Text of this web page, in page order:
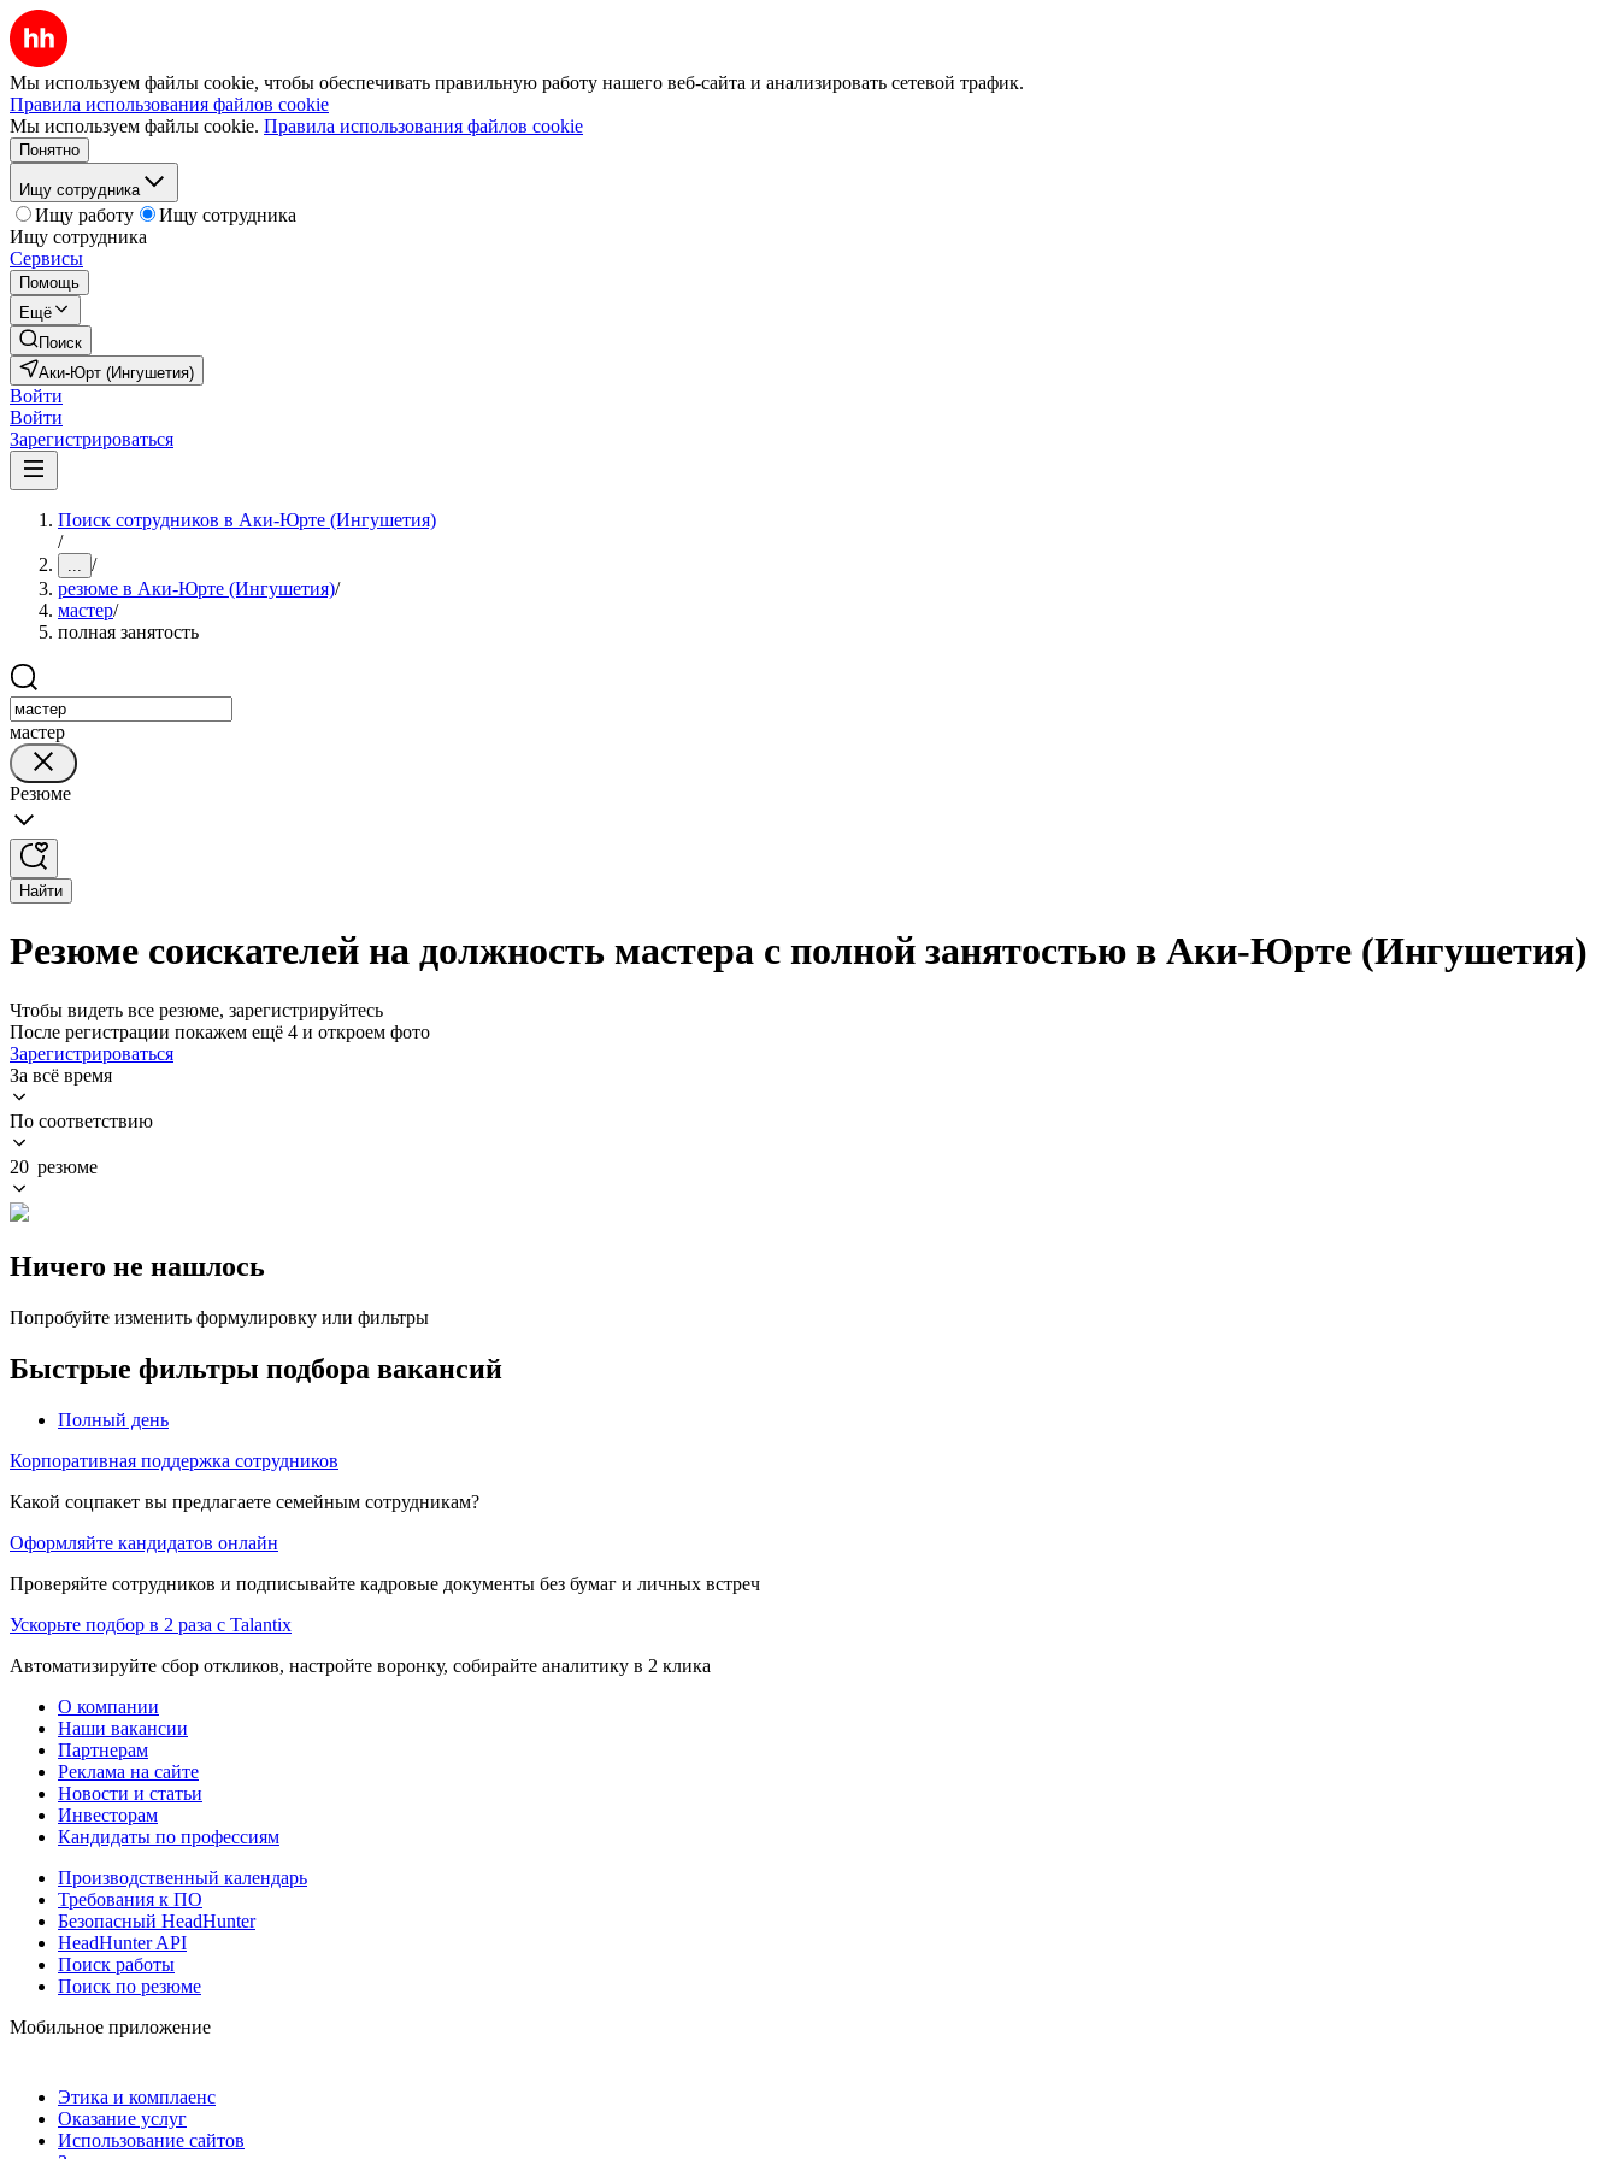
Мы используем файлы cookie, чтобы обеспечивать правильную работу нашего веб-сайта и анализировать сетевой трафик.
Правила использования файлов cookie
Мы используем файлы cookie. Правила использования файлов cookie
Понятно
Ищу сотрудника
Ищу работу
Ищу сотрудника
Ищу сотрудника
Сервисы
Помощь
Ещё
Поиск
Аки-Юрт (Ингушетия)
Войти
Войти
Зарегистрироваться
Поиск сотрудников в Аки-Юрте (Ингушетия)
/
... /
резюме в Аки-Юрте (Ингушетия)/
мастер/
полная занятость
мастер
Резюме
Найти
Резюме соискателей на должность мастера с полной занятостью в Аки-Юрте (Ингушетия)
Чтобы видеть все резюме, зарегистрируйтесь
После регистрации покажем ещё 4 и откроем фото
Зарегистрироваться
За всё время
По соответствию
20 резюме
Ничего не нашлось
Попробуйте изменить формулировку или фильтры
Быстрые фильтры подбора вакансий
Полный день
Корпоративная поддержка сотрудников
Какой соцпакет вы предлагаете семейным сотрудникам?
Оформляйте кандидатов онлайн
Проверяйте сотрудников и подписывайте кадровые документы без бумаг и личных встреч
Ускорьте подбор в 2 раза с Talantix
Автоматизируйте сбор откликов, настройте воронку, собирайте аналитику в 2 клика
О компании
Наши вакансии
Партнерам
Реклама на сайте
Новости и статьи
Инвесторам
Кандидаты по профессиям
Производственный календарь
Требования к ПО
Безопасный HeadHunter
HeadHunter API
Поиск работы
Поиск по резюме
Мобильное приложение
Этика и комплаенс
Оказание услуг
Использование сайтов